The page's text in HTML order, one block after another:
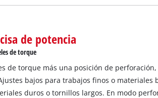
de potencia
de torque
de torque más una posición de
bajos para trabajos finos o materiales
duros o tornillos largos. En modo